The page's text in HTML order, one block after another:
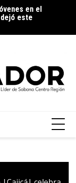
en el
dejó este